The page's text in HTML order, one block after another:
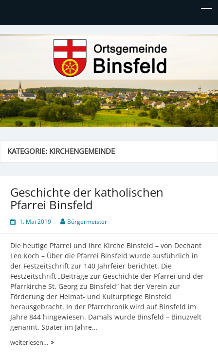
Ortsgemeinde Binsfeld
KATEGORIE: KIRCHENGEMEINDE
Geschichte der katholischen
Pfarrei Binsfeld
1. Mai 2019 Bürgermeister
Die heutige Pfarrei und ihre Kirche Binsfeld – von Dechant
Leo Koch – Über die Pfarrei Binsfeld wurde ausführlich in
der Festzeitschrift zur 140 Jahrfeier berichtet. Die
Festzeitschrift „Beiträge zur Geschichte der Pfarrei und der
Pfarrkirche St. Georg zu Binsfeld“ hat der Verein zur
Förderung der Heimat- und Kulturpflege Binsfeld
herausgebracht. In der Pfarrchronik wird auf Binsfeld im
Jahre 844 hingewiesen. Damals wurde Binsfeld – Binuzvelt
genannt. Später im Jahre…
weiterlesen… Geschichte